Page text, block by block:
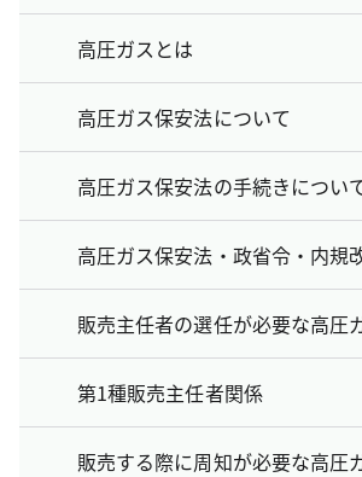
高圧ガスとは
高圧ガス保安法について
高圧ガス保安法の手続きについ
高圧ガス保安法・政省令・内規
販売主任者の選任が必要な高圧
第1種販売主任者関係
販売する際に周知が必要な高圧